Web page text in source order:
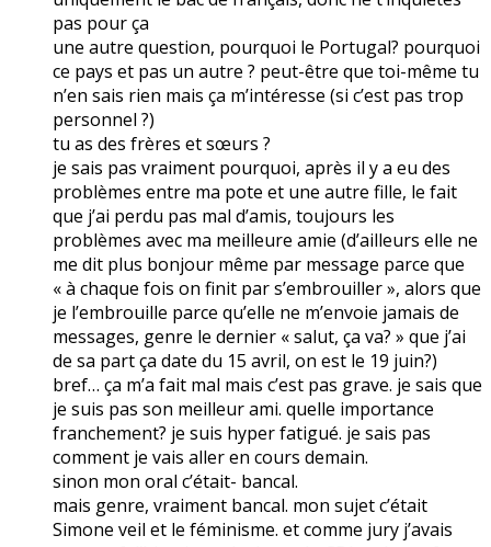
pas pour ça
une autre question, pourquoi le Portugal? pourquoi
ce pays et pas un autre ? peut-être que toi-même tu
n’en sais rien mais ça m’intéresse (si c’est pas trop
personnel ?)
tu as des frères et sœurs ?
je sais pas vraiment pourquoi, après il y a eu des
problèmes entre ma pote et une autre fille, le fait
que j’ai perdu pas mal d’amis, toujours les
problèmes avec ma meilleure amie (d’ailleurs elle ne
me dit plus bonjour même par message parce que
« à chaque fois on finit par s’embrouiller », alors que
je l’embrouille parce qu’elle ne m’envoie jamais de
messages, genre le dernier « salut, ça va? » que j’ai
de sa part ça date du 15 avril, on est le 19 juin?)
bref… ça m’a fait mal mais c’est pas grave. je sais que
je suis pas son meilleur ami. quelle importance
franchement? je suis hyper fatigué. je sais pas
comment je vais aller en cours demain.
sinon mon oral c’était- bancal.
mais genre, vraiment bancal. mon sujet c’était
Simone veil et le féminisme. et comme jury j’avais